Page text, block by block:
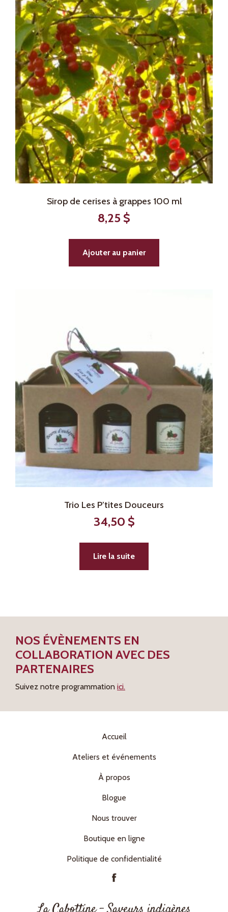
Sirop de cerises à grappes 100 ml
8,25 $
Ajouter au panier
Trio Les P’tites Douceurs
34,50 $
Lire la suite
NOS ÉVÈNEMENTS EN
COLLABORATION AVEC DES
PARTENAIRES
Suivez notre programmation ici.
Accueil
Ateliers et événements
À propos
Blogue
Nous trouver
Boutique en ligne
Politique de confidentialité